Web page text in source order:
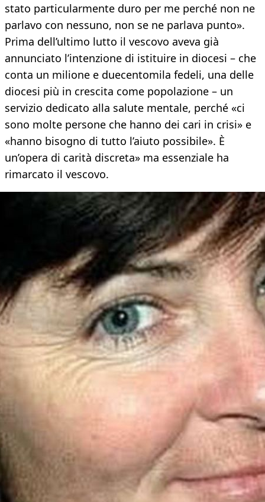
stato particularmente duro per me perché non ne
parlavo con nessuno, non se ne parlava punto».
Prima dell’ultimo lutto il vescovo aveva già
annunciato l’intenzione di istituire in diocesi – che
conta un milione e duecentomila fedeli, una delle
diocesi più in crescita come popolazione – un
servizio dedicato alla salute mentale, perché «ci
sono molte persone che hanno dei cari in crisi» e
«hanno bisogno di tutto l’aiuto possibile». È
un’opera di carità discreta» ma essenziale ha
rimarcato il vescovo.